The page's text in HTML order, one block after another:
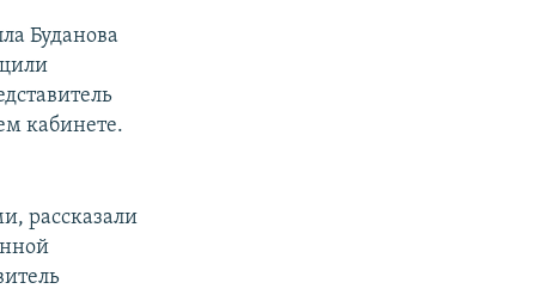
Буданова
кабинете.
рассказали